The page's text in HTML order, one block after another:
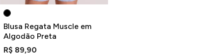
Blusa Regata Muscle em
Algodão Preta
R$ 89,90